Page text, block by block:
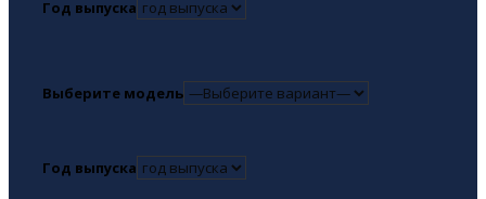
Год выпуска
Выберите модель
Год выпуска